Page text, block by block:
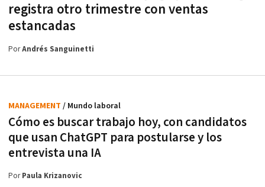
registra otro trimestre con ventas
estancadas
PorAndrés Sanguinetti
Cómo es buscar trabajo hoy, con candidatos
que usan ChatGPT para postularse y los
entrevista una IA
MANAGEMENT / Mundo laboral
PorPaula Krizanovic